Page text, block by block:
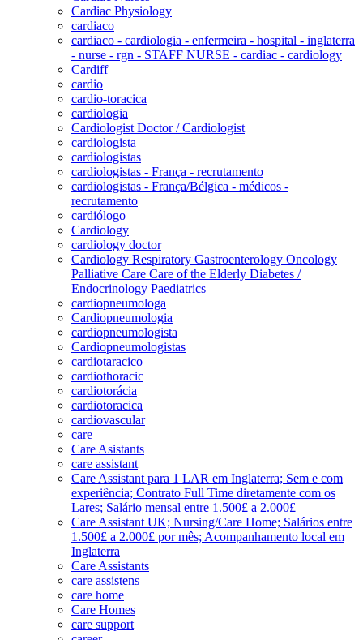
Cardiac Physiology
cardiaco
cardiaco - cardiologia - enfermeira - hospital - inglaterra
- nurse - rgn - STAFF NURSE - cardiac - cardiology
Cardiff
cardio
cardio-toracica
cardiologia
Cardiologist Doctor / Cardiologist
cardiologista
cardiologistas
cardiologistas - França - recrutamento
cardiologistas - França/Bélgica - médicos -
recrutamento
cardiólogo
Cardiology
cardiology doctor
Cardiology Respiratory Gastroenterology Oncology
Palliative Care Care of the Elderly Diabetes /
Endocrinology Paediatrics
cardiopneumologa
Cardiopneumologia
cardiopneumologista
Cardiopneumologistas
cardiotaracico
cardiothoracic
cardiotorácia
cardiotoracica
cardiovascular
care
Care Asistants
care assistant
Care Assistant para 1 LAR em Inglaterra; Sem e com
experiência; Contrato Full Time diretamente com os
Lares; Salário mensal entre 1.500£ a 2.000£
Care Assistant UK; Nursing/Care Home; Salários entre
1.500£ a 2.000£ por mês; Acompanhamento local em
Inglaterra
Care Assistants
care assistens
care home
Care Homes
care support